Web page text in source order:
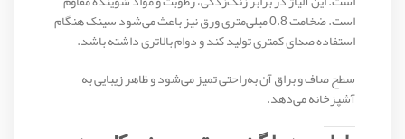
است. ضخامت 0.8 میلی‌متری ورق نیز باعث می‌شود سینک هنگام
استفاده صدای کمتری تولید کند و دوام بالاتری داشته باشد.
سطح صاف و براق آن به‌راحتی تمیز می‌شود و ظاهر زیبایی به
آشپزخانه می‌دهد.